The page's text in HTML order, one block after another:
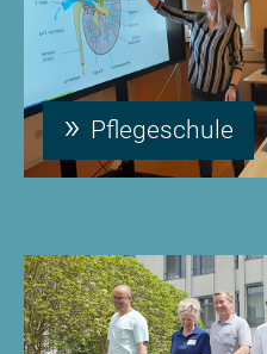
Pflegeschule